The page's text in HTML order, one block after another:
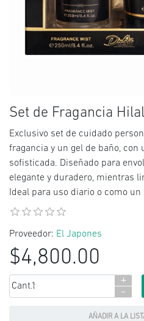
Set de Fragancia Hilal
Exclusivo set de cuidado
fragancia y un gel de baño, con
sofisticada. Diseñado para
elegante y duradero, mientras
Ideal para uso diario o como
Proveedor: El Japones
$4,800.00
Cant.:
+
-
AÑADIR A LA